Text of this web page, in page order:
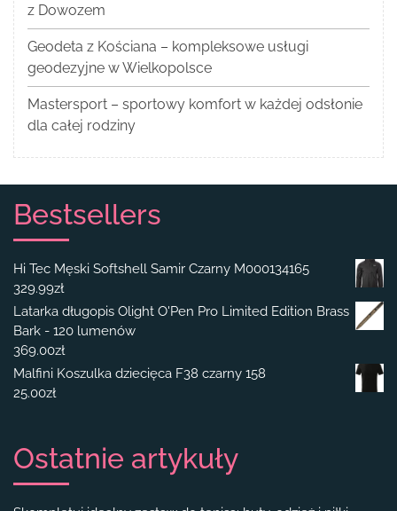
z Dowozem
Geodeta z Kościana – kompleksowe usługi
geodezyjne w Wielkopolsce
Mastersport – sportowy komfort w każdej odsłonie
dla całej rodziny
Bestsellers
Hi Tec Męski Softshell Samir Czarny M000134165
329.99zł
Latarka długopis Olight O'Pen Pro Limited Edition Brass
Bark - 120 lumenów
369.00zł
Malfini Koszulka dziecięca F38 czarny 158
25.00zł
Ostatnie artykuły